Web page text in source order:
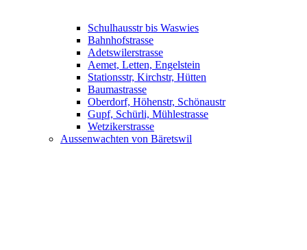
Schulhausstr bis Waswies
Bahnhofstrasse
Adetswilerstrasse
Aemet, Letten, Engelstein
Stationsstr, Kirchstr, Hütten
Baumastrasse
Oberdorf, Höhenstr, Schönaustr
Gupf, Schürli, Mühlestrasse
Wetzikerstrasse
Aussenwachten von Bäretswil